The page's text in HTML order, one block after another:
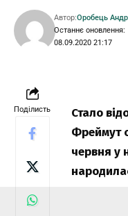
Останнє оновлення:
08.09.2020 21:17
Автор:Оробець
Поділисть Стало
Фреймут
червня у